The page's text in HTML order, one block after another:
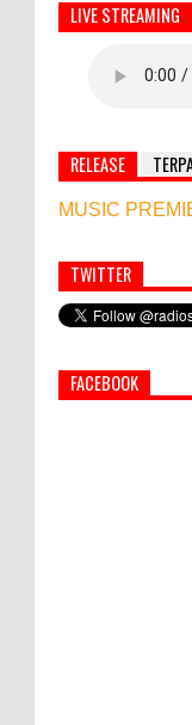
LIVE STREAMING
RELEASE
MUSIC
Simbol
Afghanistan
TWITTER
FACEBOOK